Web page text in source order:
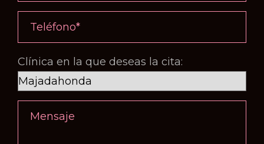
Clínica en la que deseas la cita: